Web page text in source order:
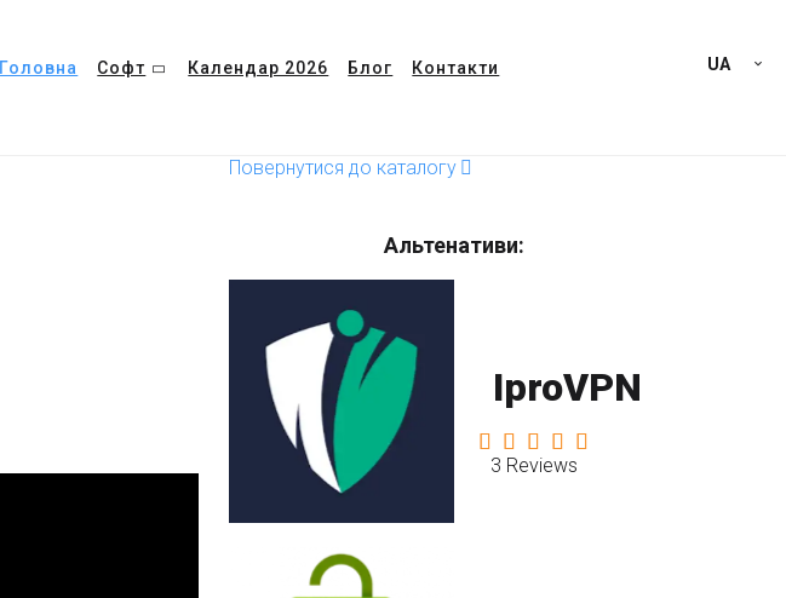
Головна Софт Календар 2026 Блог Контакти UA
Повернутися до каталогу
Альтенативи:
IproVPN
3 Reviews